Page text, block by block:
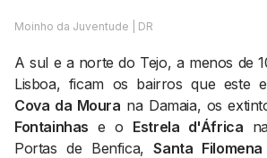
Contactos
EMAIL
GERAL@BANTUMEN.COM
WHATSAPP
+351 912 127 577
Moinho da Juventude | DR
A sul e a norte do Tejo, a menos de
Lisboa, ficam os bairros que este
Cova da Moura na Damaia, os
Fontainhas e o Estrela d'África
Portas de Benfica,Santa Filomena